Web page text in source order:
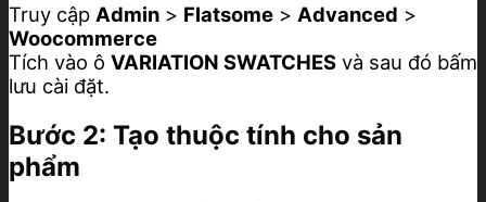
Truy cập Admin > Flatsome > Advanced >
Woocommerce
Tích vào ô VARIATION SWATCHES và sau đó bấm
lưu cài đặt.
Bước 2: Tạo thuộc tính cho sản
phẩm